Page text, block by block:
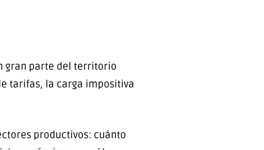
gran parte del territorio
tarifas, la carga impositiva
productivos: cuánto